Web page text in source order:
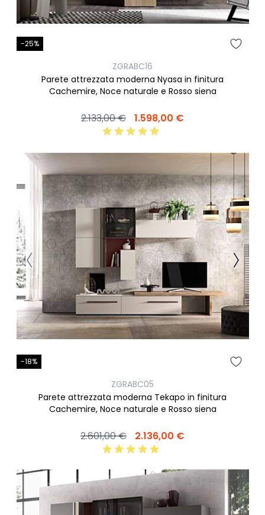
-25%
ZGRABC16
Parete attrezzata moderna Nyasa in finitura
Cachemire, Noce naturale e Rosso siena
2.133,00 € 1.598,00 €
-18%
ZGRABC05
Parete attrezzata moderna Tekapo in finitura
Cachemire, Noce naturale e Rosso siena
2.601,00 € 2.136,00 €